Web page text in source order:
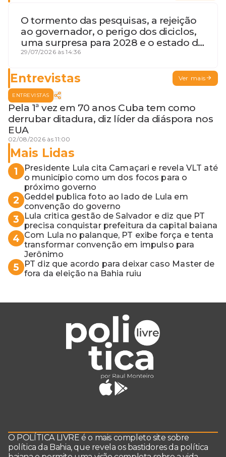
O tormento das pesquisas, a rejeição
ao governador, o perigo dos diciclos,
uma surpresa para 2028 e o estado de
terceira guerra mundial
29/07/2026 às 14:36
Entrevistas Ver mais
ENTREVISTAS
Pela 1ª vez em 70 anos Cuba tem como
derrubar ditadura, diz líder da diáspora nos
EUA
02/08/2026 às 11:00
Mais Lidas
1
Presidente Lula cita Camaçari e revela VLT até
o município como um dos focos para o
próximo governo
2
Geddel publica foto ao lado de Lula em
convenção do governo
3
Lula critica gestão de Salvador e diz que PT
precisa conquistar prefeitura da capital baiana
4 Com Lula no palanque, PT exibe força e tenta
transformar convenção em impulso para
Jerônimo
5
PT diz que acordo para deixar caso Master de
fora da eleição na Bahia ruiu
O POLÍTICA LIVRE é o mais completo site sobre
política da Bahia, que revela os bastidores da política